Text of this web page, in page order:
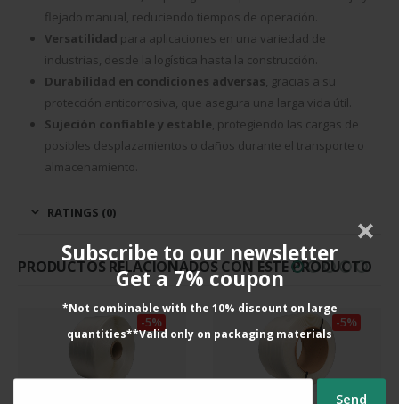
Subscribe to our newsletter
Get a 7% coupon
*Not combinable with the 10% discount on large
quantities**Valid only on packaging materials
flejado manual, reduciendo tiempos de operación.
Versatilidad para aplicaciones en una variedad de
industrias, desde la logística hasta la construcción.
Durabilidad en condiciones adversas, gracias a su
protección anticorrosiva, que asegura una larga vida útil.
Sujeción confiable y estable, protegiendo las cargas de
posibles desplazamientos o daños durante el transporte o
almacenamiento.
RATINGS (0)
PRODUCTOS RELACIONADOS CON ESTE PRODUCTO
-5% -5%